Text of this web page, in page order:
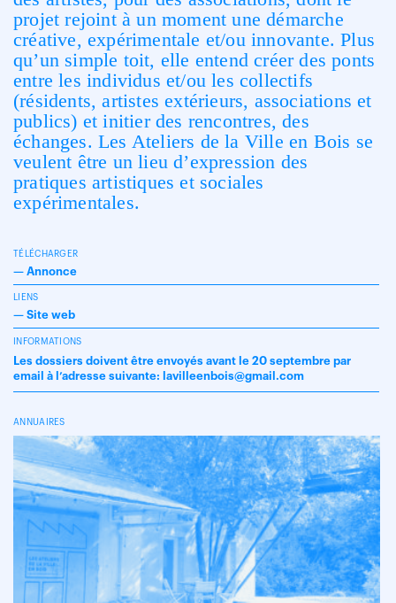
projet rejoint à un moment une démarche
créative, expérimentale et/ou innovante. Plus
qu’un simple toit, elle entend créer des ponts
entre les individus et/ou les collectifs
(résidents, artistes extérieurs, associations et
publics) et initier des rencontres, des
échanges. Les Ateliers de la Ville en Bois se
veulent être un lieu d’expression des
pratiques artistiques et sociales
expérimentales.
TÉLÉCHARGER
— Annonce
LIENS
— Site web
INFORMATIONS
Les dossiers doivent être envoyés avant le 20 septembre par
email à l’adresse suivante: lavilleenbois@gmail.com
ANNUAIRES